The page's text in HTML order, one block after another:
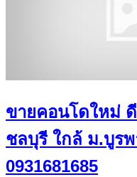
ขายคอนโดใหม่
ชลบุรี ใกล้ ม.บูร
0931681685